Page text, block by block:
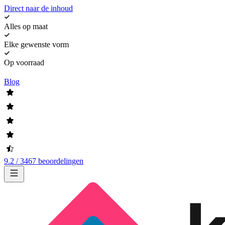
Direct naar de inhoud
Alles op maat
Elke gewenste vorm
Op voorraad
Blog
9.2 / 3467 beoordelingen